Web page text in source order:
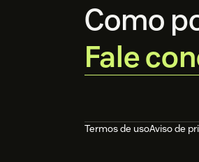
Como
Fale
Termos de usoAviso de